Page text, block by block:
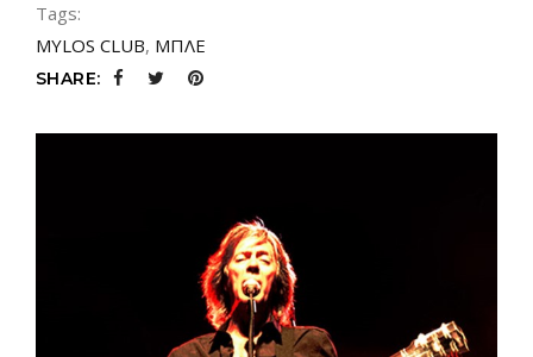
Tags:
MYLOS CLUB, ΜΠΛΕ
SHARE: